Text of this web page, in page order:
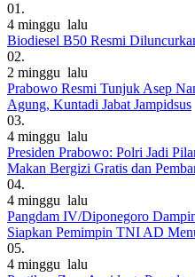
01.
4 minggu lalu
Biodiesel B50 Resmi
02.
2 minggu lalu
Prabowo Resmi Tunjuk Asep
Agung, Kuntadi Jabat Jampidsus
03.
4 minggu lalu
Presiden Prabowo: Polri Jadi
Makan Bergizi Gratis dan
04.
4 minggu lalu
Pangdam IV/Diponegoro
Siapkan Pemimpin TNI AD
05.
4 minggu lalu